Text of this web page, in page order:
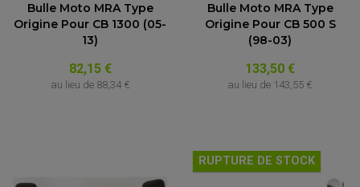
Bulle Moto MRA Type
Origine Pour CB 1300 (05-
13)
82,15 €
au lieu de 88,34 €
Bulle Moto MRA Type
Origine Pour CB 500 S
(98-03)
133,50 €
au lieu de 143,55 €
RUPTURE DE STOCK